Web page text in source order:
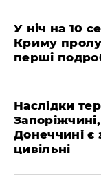
У ніч на 10
Криму
перші
Наслідки
Донеччині є
цивільні